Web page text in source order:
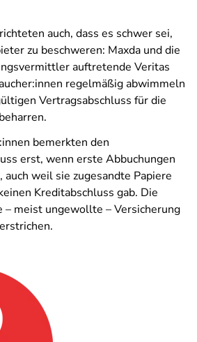
auch, dass es schwer sei,
zu beschweren: Maxda und die
auftretende Veritas
regelmäßig abwimmeln
Vertragsabschluss für die
bemerkten den
erst, wenn erste Abbuchungen
weil sie zugesandte Papiere
Kreditabschluss gab. Die
meist ungewollte – Versicherung